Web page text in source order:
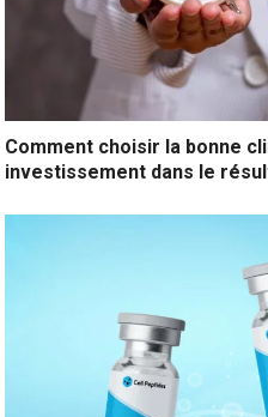
Comment choisir la bonne
investissement dans le